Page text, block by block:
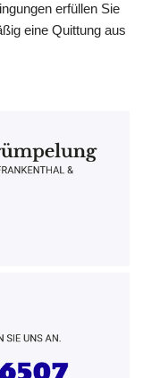
erfüllen Sie
eine Quittung aus